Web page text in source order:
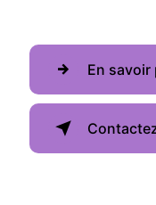
En savoir